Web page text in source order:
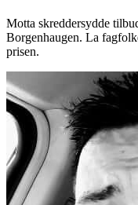
Motta skreddersydde
Borgenhaugen. La
prisen.